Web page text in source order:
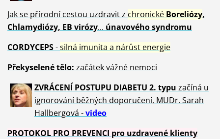
Jak se přírodní cestou uzdravit z chronické Boreliózy,
Chlamydiózy, EB virózy... únavového syndromu
CORDYCEPS-silná imunita a nárůst energie
Překyselené tělo: začátek vážné nemoci
ZVRÁCENÍ POSTUPU DIABETU 2. typu začíná u
ignorování běžných doporučení, MUDr. Sarah
Hallbergová -video
PROTOKOL PRO PREVENCI pro uzdravené klienty